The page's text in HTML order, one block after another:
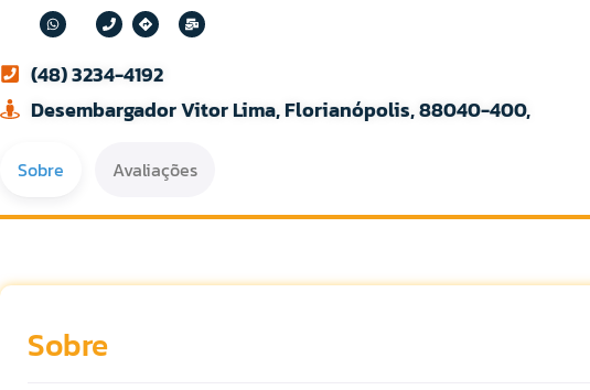
(48) 3234-4192
Desembargador Vitor Lima, Florianópolis, 88040-400,
Sobre Avaliações
Sobre